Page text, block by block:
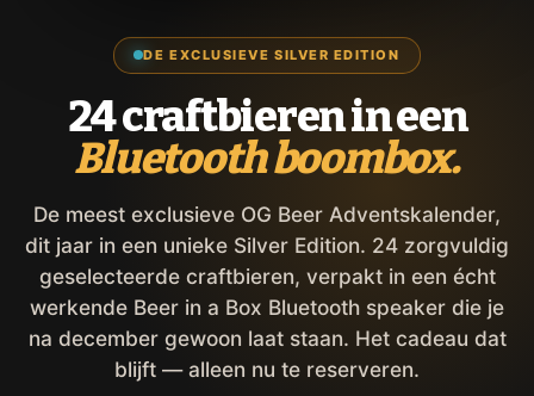
DE EXCLUSIEVE SILVER EDITION
24 craftbieren in een
Bluetooth boombox.
De meest exclusieve OG Beer Adventskalender,
dit jaar in een unieke Silver Edition. 24 zorgvuldig
geselecteerde craftbieren, verpakt in een écht
werkende Beer in a Box Bluetooth speaker die je
na december gewoon laat staan. Het cadeau dat
blijft — alleen nu te reserveren.